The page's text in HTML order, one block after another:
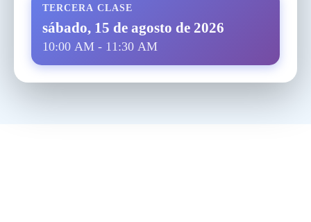
TERCERA CLASE
sábado, 15 de agosto de 2026
10:00 AM - 11:30 AM